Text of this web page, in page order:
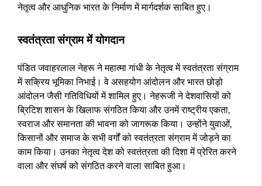
नेतृत्व और आधुनिक भारत के निर्माण में मार्गदर्शक साबित हुए।
स्वतंत्रता संग्राम में योगदान
पंडित जवाहरलाल नेहरू ने महात्मा गांधी के नेतृत्व में स्वतंत्रता संग्राम
में सक्रिय भूमिका निभाई। वे असहयोग आंदोलन और भारत छोड़ो
आंदोलन जैसी गतिविधियों में शामिल हुए। नेहरूजी ने देशवासियों को
ब्रिटिश शासन के खिलाफ संगठित किया और उनमें राष्ट्रीय एकता,
स्वराज और समानता की भावना को जागरूक किया। उन्होंने युवाओं,
किसानों और समाज के सभी वर्गों को स्वतंत्रता संग्राम में जोड़ने का
काम किया। उनका नेतृत्व देश को स्वतंत्रता की दिशा में प्रेरित करने
वाला और संघर्ष को संगठित करने वाला साबित हुआ।